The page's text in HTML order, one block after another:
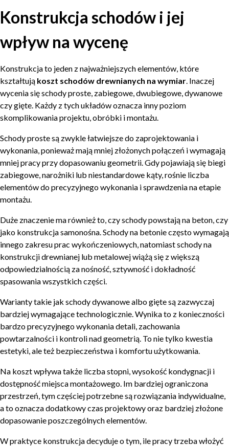
Konstrukcja schodów i jej
wpływ na wycenę
Konstrukcja to jeden z najważniejszych elementów, które
kształtują koszt schodów drewnianych na wymiar. Inaczej
wycenia się schody proste, zabiegowe, dwubiegowe, dywanowe
czy gięte. Każdy z tych układów oznacza inny poziom
skomplikowania projektu, obróbki i montażu.
Schody proste są zwykle łatwiejsze do zaprojektowania i
wykonania, ponieważ mają mniej złożonych połączeń i wymagają
mniej pracy przy dopasowaniu geometrii. Gdy pojawiają się biegi
zabiegowe, narożniki lub niestandardowe kąty, rośnie liczba
elementów do precyzyjnego wykonania i sprawdzenia na etapie
montażu.
Duże znaczenie ma również to, czy schody powstają na beton, czy
jako konstrukcja samonośna. Schody na betonie często wymagają
innego zakresu prac wykończeniowych, natomiast schody na
konstrukcji drewnianej lub metalowej wiążą się z większą
odpowiedzialnością za nośność, sztywność i dokładność
spasowania wszystkich części.
Warianty takie jak schody dywanowe albo gięte są zazwyczaj
bardziej wymagające technologicznie. Wynika to z konieczności
bardzo precyzyjnego wykonania detali, zachowania
powtarzalności i kontroli nad geometrią. To nie tylko kwestia
estetyki, ale też bezpieczeństwa i komfortu użytkowania.
Na koszt wpływa także liczba stopni, wysokość kondygnacji i
dostępność miejsca montażowego. Im bardziej ograniczona
przestrzeń, tym częściej potrzebne są rozwiązania indywidualne,
a to oznacza dodatkowy czas projektowy oraz bardziej złożone
dopasowanie poszczególnych elementów.
W praktyce konstrukcja decyduje o tym, ile pracy trzeba włożyć